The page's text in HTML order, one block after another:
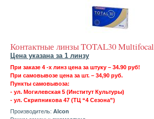
Контактные линзы TOTAL30 Multifocal
Цена указана за 1 линзу
При заказе 4 -х линз цена за штуку – 34.90 руб!
При самовывозе цена за шт. – 34,90 руб.
Пункты самовывоза:
- ул. Могилевская 5 (Институт Культуры)
- ул. Скрипникова 47 (ТЦ “4 Сезона”)
Производитель: Alcon